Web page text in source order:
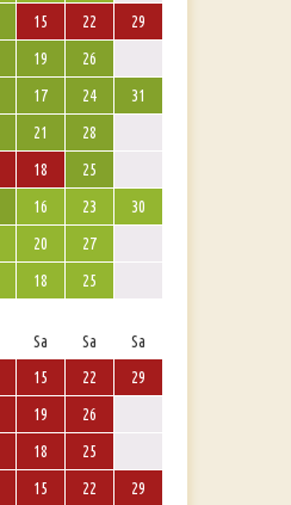
15 22
29
19
26
17 24
31
21
28
18
25
16 23
30
20
27
18 25
Sa Sa
Sa
15 22
29
19
26
18
25
15 22
29